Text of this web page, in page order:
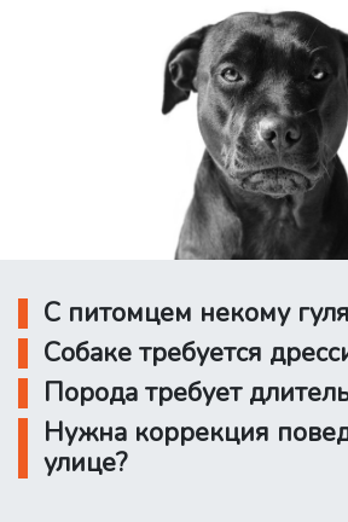
С питомцем некому
Собаке требуется
Порода требует
Нужна коррекция
улице?